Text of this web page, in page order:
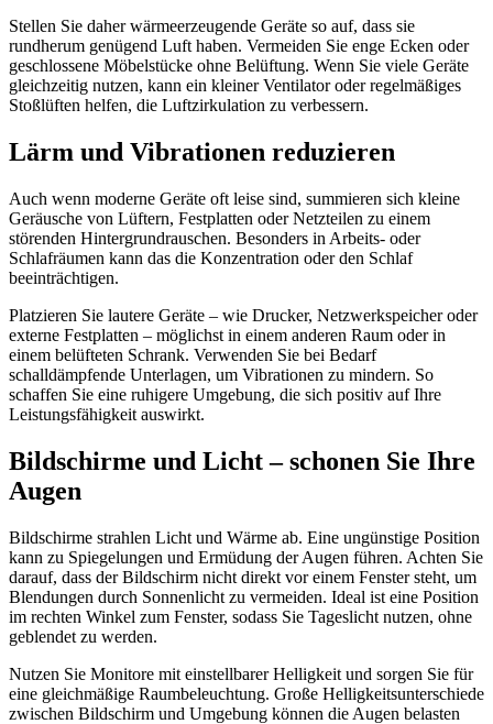
Stellen Sie daher wärmeerzeugende Geräte so auf, dass sie
rundherum genügend Luft haben. Vermeiden Sie enge Ecken oder
geschlossene Möbelstücke ohne Belüftung. Wenn Sie viele Geräte
gleichzeitig nutzen, kann ein kleiner Ventilator oder regelmäßiges
Stoßlüften helfen, die Luftzirkulation zu verbessern.
Lärm und Vibrationen reduzieren
Auch wenn moderne Geräte oft leise sind, summieren sich kleine
Geräusche von Lüftern, Festplatten oder Netzteilen zu einem
störenden Hintergrundrauschen. Besonders in Arbeits- oder
Schlafräumen kann das die Konzentration oder den Schlaf
beeinträchtigen.
Platzieren Sie lautere Geräte – wie Drucker, Netzwerkspeicher oder
externe Festplatten – möglichst in einem anderen Raum oder in
einem belüfteten Schrank. Verwenden Sie bei Bedarf
schalldämpfende Unterlagen, um Vibrationen zu mindern. So
schaffen Sie eine ruhigere Umgebung, die sich positiv auf Ihre
Leistungsfähigkeit auswirkt.
Bildschirme und Licht – schonen Sie Ihre
Augen
Bildschirme strahlen Licht und Wärme ab. Eine ungünstige Position
kann zu Spiegelungen und Ermüdung der Augen führen. Achten Sie
darauf, dass der Bildschirm nicht direkt vor einem Fenster steht, um
Blendungen durch Sonnenlicht zu vermeiden. Ideal ist eine Position
im rechten Winkel zum Fenster, sodass Sie Tageslicht nutzen, ohne
geblendet zu werden.
Nutzen Sie Monitore mit einstellbarer Helligkeit und sorgen Sie für
eine gleichmäßige Raumbeleuchtung. Große Helligkeitsunterschiede
zwischen Bildschirm und Umgebung können die Augen belasten